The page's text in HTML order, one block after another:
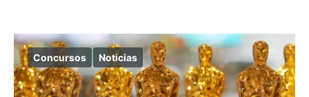
Concursos Noticias